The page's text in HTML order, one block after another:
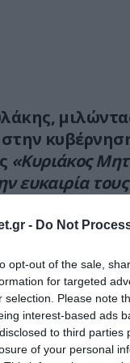
- Do Not
opt-out of the sale,
for targeted
selection. Please note
interest-based ads
to third
of your personal
στην
«Κυριάκος
ευκαιρία
και σας
με τα
ακρίβεια
πρόστιμα
μειωμένο
το